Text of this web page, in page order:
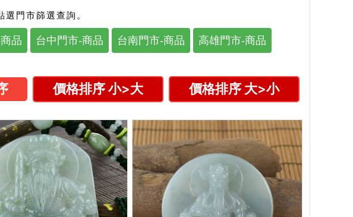
門市篩選查詢。
品 台中門市-商品 台南門市-商品 高雄門市-商品
價格排序 小>大 價格排序 大>小